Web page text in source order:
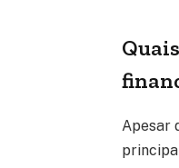
Apesar